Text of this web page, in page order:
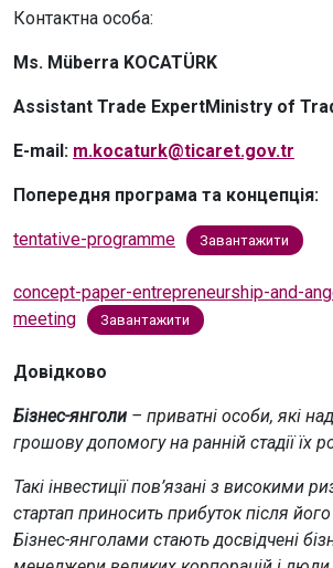
Контактна особа:
Ms. Müberra KOCATÜRK
Assistant Trade ExpertMinistry of
E-mail: m.kocaturk@ticaret.gov.tr
Попередня програма та концепція:
tentative-programme Завантажити
concept-paper-entrepreneurship-and-
meeting
Завантажити
Довідково
Бізнес-янголи – приватні особи, які
грошову допомогу на ранній стадії їх
Такі інвестиції пов’язані з високими
стартап приносить прибуток після
Бізнес-янголами стають досвідчені